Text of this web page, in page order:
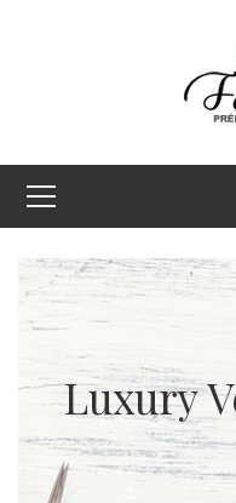
Luxury